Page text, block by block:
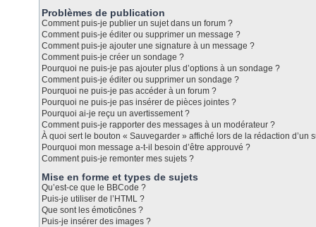
Problèmes de publication
Comment puis-je publier un sujet dans un forum ?
Comment puis-je éditer ou supprimer un message ?
Comment puis-je ajouter une signature à un message ?
Comment puis-je créer un sondage ?
Pourquoi ne puis-je pas ajouter plus d’options à un sondage ?
Comment puis-je éditer ou supprimer un sondage ?
Pourquoi ne puis-je pas accéder à un forum ?
Pourquoi ne puis-je pas insérer de pièces jointes ?
Pourquoi ai-je reçu un avertissement ?
Comment puis-je rapporter des messages à un modérateur ?
À quoi sert le bouton « Sauvegarder » affiché lors de la rédaction d’un
Pourquoi mon message a-t-il besoin d’être approuvé ?
Comment puis-je remonter mes sujets ?
Mise en forme et types de sujets
Qu’est-ce que le BBCode ?
Puis-je utiliser de l’HTML ?
Que sont les émoticônes ?
Puis-je insérer des images ?